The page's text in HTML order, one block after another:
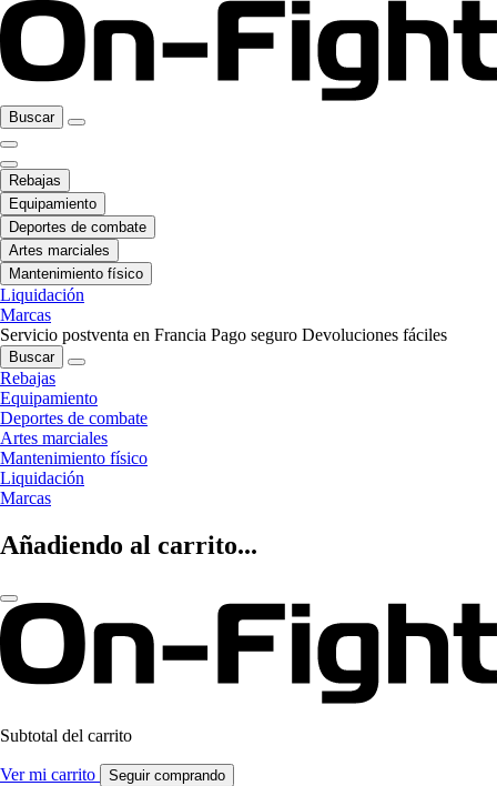
Buscar
Rebajas
Equipamiento
Deportes de combate
Artes marciales
Mantenimiento físico
Liquidación
Marcas
Servicio postventa en Francia Pago seguro Devoluciones fáciles
Buscar
Rebajas
Equipamiento
Deportes de combate
Artes marciales
Mantenimiento físico
Liquidación
Marcas
Añadiendo al carrito...
Subtotal del carrito
Ver mi carrito Seguir comprando